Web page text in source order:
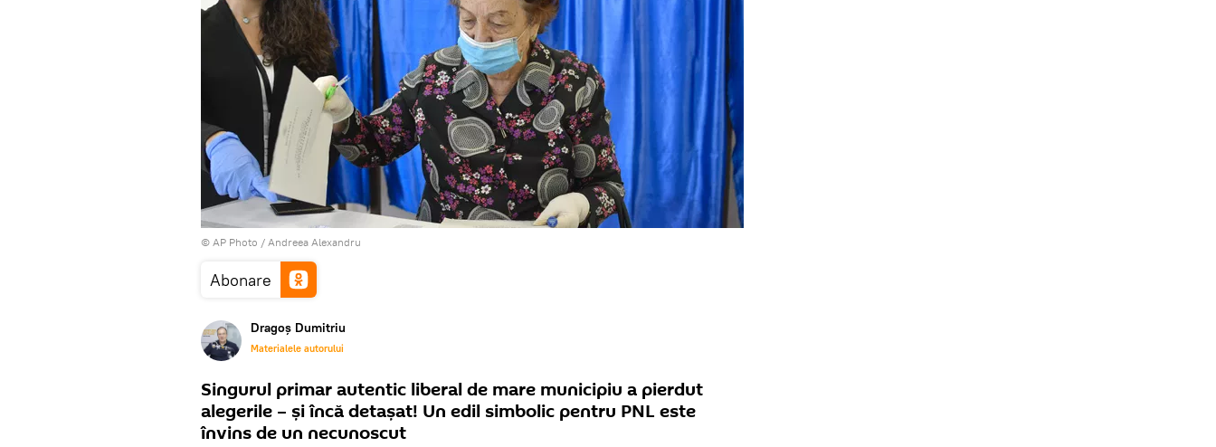
© AP Photo / Andreea Alexandru
Abonare
Dragoș Dumitriu
Materialele autorului
Singurul primar autentic liberal de mare municipiu a pierdut
alegerile – și încă detașat! Un edil simbolic pentru PNL este
învins de un necunoscut